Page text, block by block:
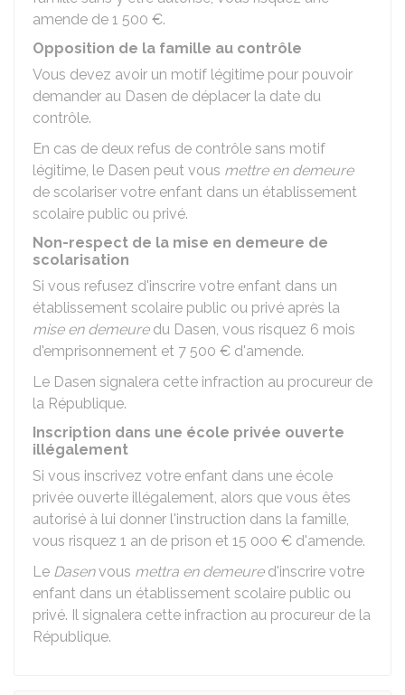
amende de 1 500 €.
Opposition de la famille au contrôle
Vous devez avoir un motif légitime pour pouvoir
demander au Dasen de déplacer la date du
contrôle.
En cas de deux refus de contrôle sans motif
légitime, le Dasen peut vous mettre en demeure
de scolariser votre enfant dans un établissement
scolaire public ou privé.
Non-respect de la mise en demeure de
scolarisation
Si vous refusez d'inscrire votre enfant dans un
établissement scolaire public ou privé après la
mise en demeuredu Dasen, vous risquez 6 mois
d'emprisonnement et 7 500 € d'amende.
Le Dasen signalera cette infraction au procureur de
la République.
Inscription dans une école privée ouverte
illégalement
Si vous inscrivez votre enfant dans une école
privée ouverte illégalement, alors que vous êtes
autorisé à lui donner l'instruction dans la famille,
vous risquez 1 an de prison et 15 000 € d'amende.
Le Dasenvous mettra en demeured'inscrire votre
enfant dans un établissement scolaire public ou
privé. Il signalera cette infraction au procureur de la
République.